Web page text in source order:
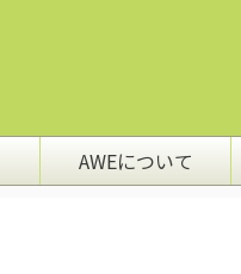
AWEについて